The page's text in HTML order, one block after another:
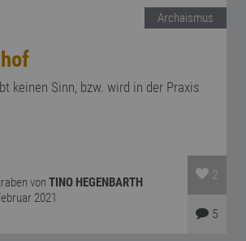
Archaismus
keinen Sinn, bzw. wird in der Praxis
vonTINO HEGENBARTH
2021
2
5